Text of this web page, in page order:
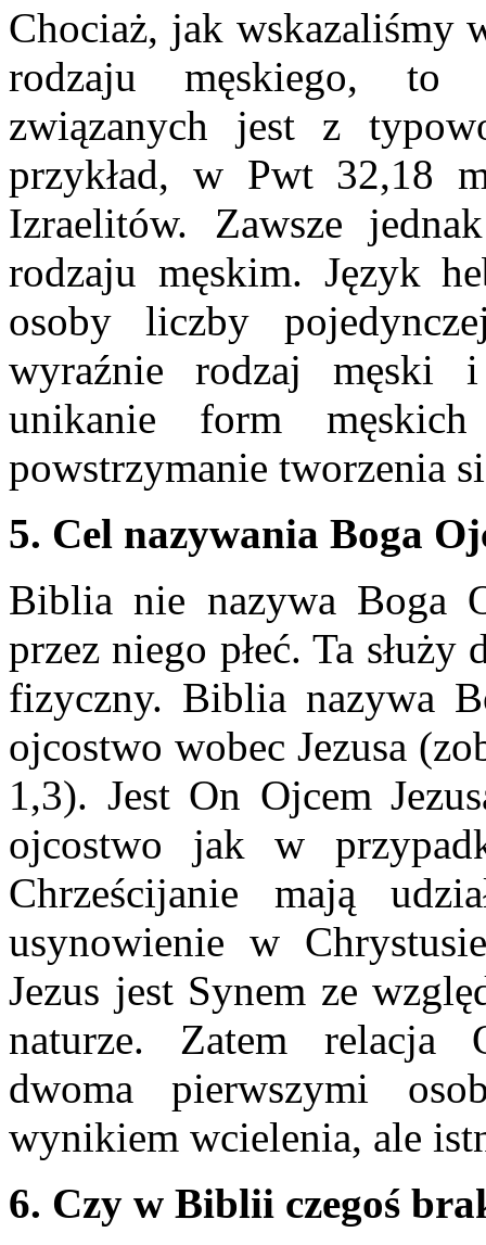
Chociaż, jak wskazaliśmy
rodzaju męskiego, to
związanych jest z
przykład, w Pwt 32,18
Izraelitów. Zawsze
rodzaju męskim. Język
osoby liczby
wyraźnie rodzaj męski i
unikanie form
powstrzymanie tworzenia
5. Cel nazywania Boga
Biblia nie nazywa Boga
przez niego płeć. Ta
fizyczny. Biblia nazywa
ojcostwo wobec Jezusa
1,3). Jest On Ojcem
ojcostwo jak w
Chrześcijanie mają
usynowienie w
Jezus jest Synem ze
naturze. Zatem relacja
dwoma pierwszymi
wynikiem wcielenia, ale
6. Czy w Biblii czegoś